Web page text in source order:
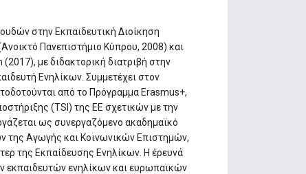
στην Εκπαιδευτική Διοίκηση
Πανεπιστήμιο Κύπρου, 2008) και
με διδακτορική διατριβή στην
Ενηλίκων. Συμμετέχει στον
από το Πρόγραμμα Erasmus+,
(TSI) της ΕΕ σχετικών με την
ως συνεργαζόμενο ακαδημαϊκό
της Αγωγής και Κοινωνικών Επιστημών,
της Εκπαίδευσης Ενηλίκων. Η έρευνά
εκπαιδευτών ενηλίκων και ευρωπαϊκών